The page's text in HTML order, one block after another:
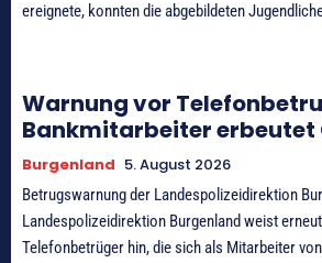
ereignete, konnten die abgebildeten
Warnung vor
Bankmitarbeiter erbeutet
Burgenland 5. August 2026
Betrugswarnung der Landespolizeidirektion
Landespolizeidirektion Burgenland weist
Telefonbetrüger hin, die sich als Mitarbeiter